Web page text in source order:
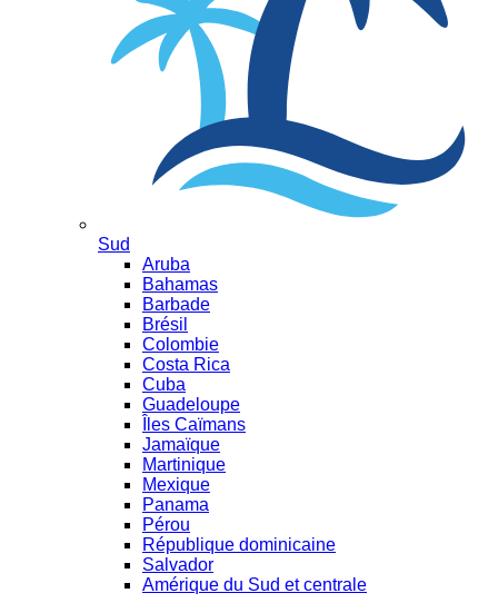
Sud
Aruba
Bahamas
Barbade
Brésil
Colombie
Costa Rica
Cuba
Guadeloupe
Îles Caïmans
Jamaïque
Martinique
Mexique
Panama
Pérou
République dominicaine
Salvador
Amérique du Sud et centrale